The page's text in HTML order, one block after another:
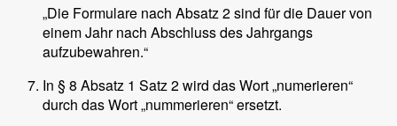
„Die Formulare nach Absatz 2 sind für die Dauer von
einem Jahr nach Abschluss des Jahrgangs
aufzubewahren.“
In § 8 Absatz 1 Satz 2 wird das Wort „numerieren“
durch das Wort „nummerieren“ ersetzt.